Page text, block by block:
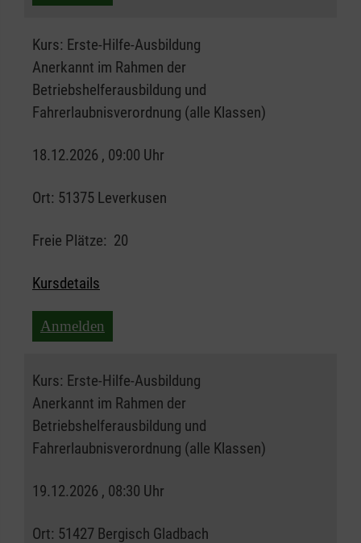
Kurs: Erste-Hilfe-Ausbildung
Anerkannt im Rahmen der
Betriebshelferausbildung und
Fahrerlaubnisverordnung (alle Klassen)
18.12.2026 , 09:00 Uhr
Ort: 51375 Leverkusen
Freie Plätze: 20
Kursdetails
Anmelden
Kurs: Erste-Hilfe-Ausbildung
Anerkannt im Rahmen der
Betriebshelferausbildung und
Fahrerlaubnisverordnung (alle Klassen)
19.12.2026 , 08:30 Uhr
Ort: 51427 Bergisch Gladbach